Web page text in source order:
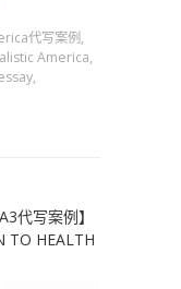
代写案例,
America,
,
代写案例】
TO HEALTH